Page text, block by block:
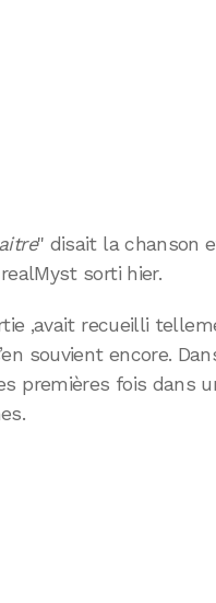
" disait la chanson
sorti hier.
,avait recueilli
souvient encore.
premières fois dans